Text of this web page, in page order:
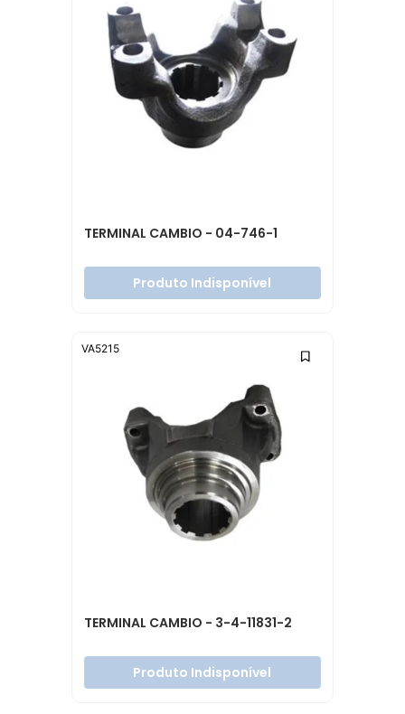
TERMINAL CAMBIO - 04-746-1
Produto Indisponível
TERMINAL CAMBIO - 3-4-11831-2
Produto Indisponível
VA5215